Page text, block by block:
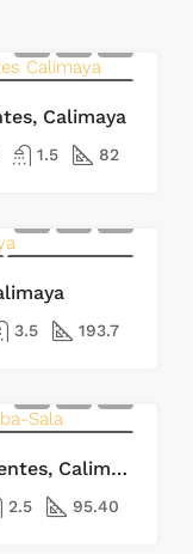
Calimaya
1.5 82
3.5 193.7
Terrassa – Hacienda de las Fuentes, Calimaya
2.5 95.40